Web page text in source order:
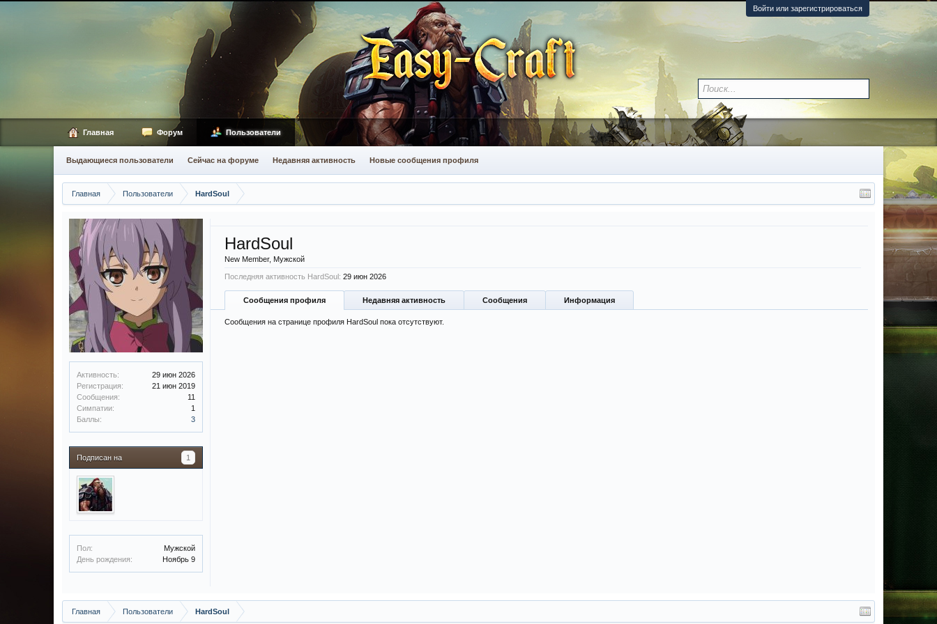
Войти или зарегистрироваться
Главная Пользователи HardSoul
Активность:
29 июн 2026
Регистрация:
21 июн 2019
Сообщения:
11
Симпатии:
1
Баллы:
3
Подписан на 1
Пол:
Мужской
День рождения:
Ноябрь 9
HardSoul
New Member, Мужской
Последняя активность HardSoul: 29 июн 2026
Сообщения профиля Недавняя активность Сообщения Информация
Сообщения на странице профиля HardSoul пока отсутствуют.
Главная Пользователи HardSoul
Главная Форум Пользователи
Выдающиеся пользователи Сейчас на форуме Недавняя активность Новые сообщения профиля